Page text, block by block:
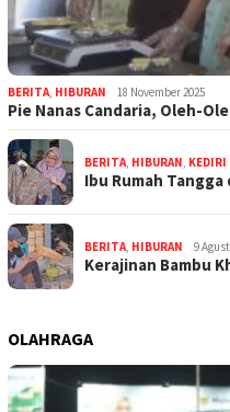
BERITA, HIBURAN 18 November 2025
Pie Nanas Candaria, Oleh-
BERITA, HIBURAN, KEDIRI
Ibu Rumah
BERITA, HIBURAN 9
Kerajinan Bambu
OLAHRAGA